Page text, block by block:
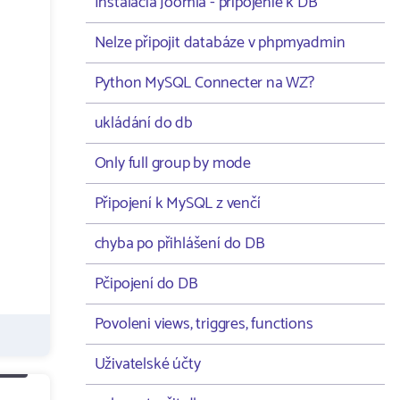
Nelze připojit databáze v phpmyadmin
Python MySQL Connecter na WZ?
ukládání do db
Only full group by mode
Připojení k MySQL z venčí
chyba po přihlášení do DB
Pčipojení do DB
Povoleni views, triggres, functions
Uživatelské účty